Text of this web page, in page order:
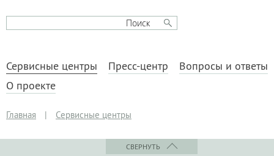
Сервисные центры Пресс-центр
Вопросы и ответы
О проекте
Главная | Сервисные центры
СВЕРНУТЬ